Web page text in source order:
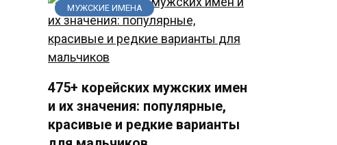
МУЖСКИЕ ИМЕНА
475+ корейских мужских имен
и их значения: популярные,
красивые и редкие варианты